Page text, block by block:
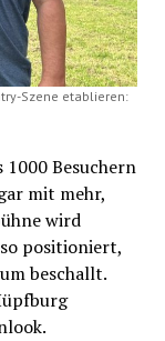
Szene etablieren:
Besuchern
mit mehr,
wird
positioniert,
beschallt.